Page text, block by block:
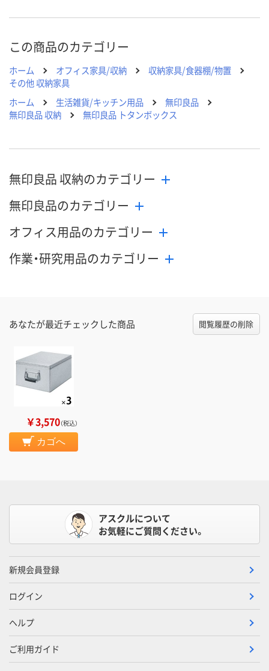
この商品のカテゴリー
ホーム オフィス家具/収納
収納家具/食器棚/物置
その他 収納家具
ホーム
生活雑貨/キッチン用品
無印良品
無印良品 収納
無印良品 トタンボックス
無印良品 収納のカテゴリー
無印良品のカテゴリー
オフィス用品のカテゴリー
作業・研究用品のカテゴリー
あなたが最近チェックした商品 閲覧履歴の削除
￥3,570（税込）
カゴへ
アスクルについて
お気軽にご質問ください。
新規会員登録
ログイン
ヘルプ
ご利用ガイド